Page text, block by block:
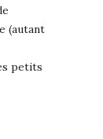
(autant
petits